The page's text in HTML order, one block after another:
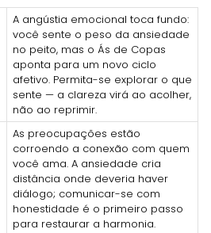
A angústia emocional toca fundo:
você sente o peso da ansiedade
no peito, mas o Ás de Copas
aponta para um novo ciclo
afetivo. Permita-se explorar o que
sente — a clareza virá ao acolher,
não ao reprimir.
As preocupações estão
corroendo a conexão com quem
você ama. A ansiedade cria
distância onde deveria haver
diálogo; comunicar-se com
honestidade é o primeiro passo
para restaurar a harmonia.